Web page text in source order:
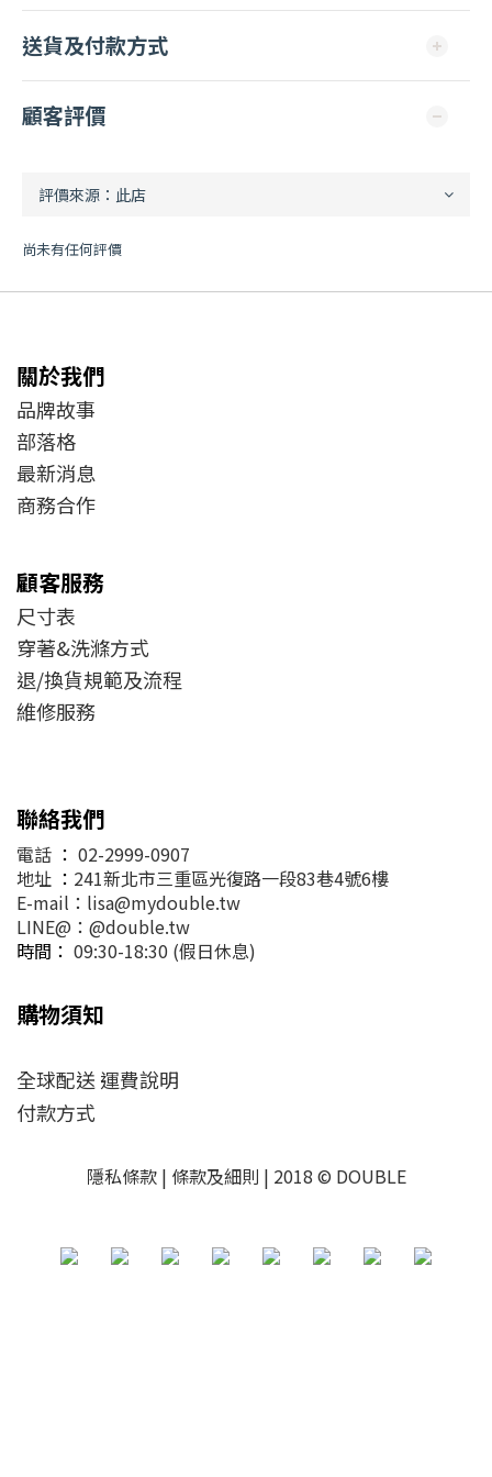
送貨及付款方式
顧客評價
尚未有任何評價
關於我們
品牌故事
部落格
最新消息
商務合作
顧客服務
尺寸表
穿著&洗滌方式
退/換貨規範及流程
維修服務
聯絡我們
電話 ： 02-2999-0907
地址 ： 241新北市三重區光復路一段83巷4號6樓
E-mail：lisa@mydouble.tw
LINE@：@double.tw
時間： 09:30-18:30 (假日休息)
購物須知
全球配送 運費說明
付款方式
隱私條款 | 條款及細則 | 2018 © DOUBLE